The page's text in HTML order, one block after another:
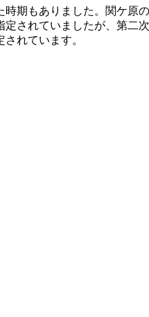
期もありました。関ケ原
されていましたが、第二
れています。